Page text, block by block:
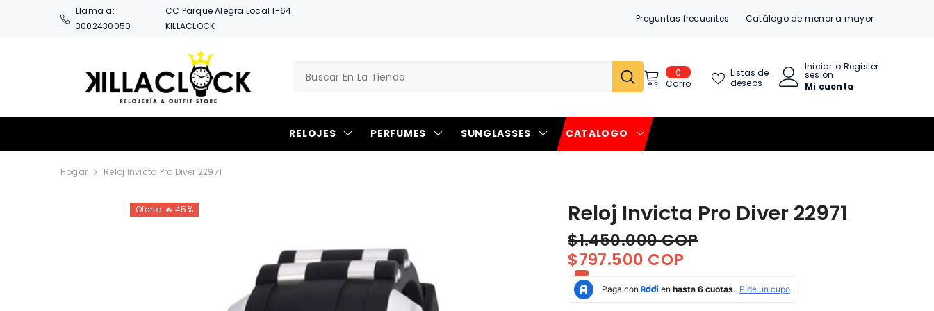
SALTAR AL CONTENIDO
Llama a:
3002430050
CC Parque Alegra Local 1-64
KILLACLOCK
Preguntas frecuentes Catálogo de menor a mayor
00
item
Carro
Listas de
deseos
Iniciar
sesión
o Register
Mi cuenta
RELOJES PERFUMES SUNGLASSES CATALOGO
Hogar Reloj Invicta Pro Diver 22971
Oferta 🔥 45% Reloj Invicta Pro Diver 22971
$1.450.000 COP
$797.500 COP